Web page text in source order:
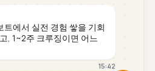
에서 실전 경험 쌓을 기회
, 1~2주 크루징이면 어느
15:42